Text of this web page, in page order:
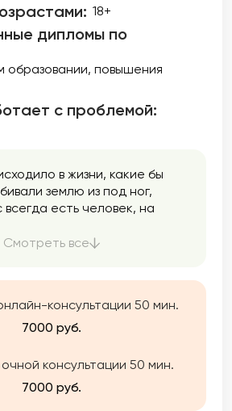
18+
дипломы по
образовании повышения
с проблемой:
в жизни, какие бы
землю из под ног,
всегда есть человек, на
Вы сами. А я помогу вам лучше
Смотреть все
консультации 50 мин.
7000 руб.
консультации 50 мин.
7000 руб.